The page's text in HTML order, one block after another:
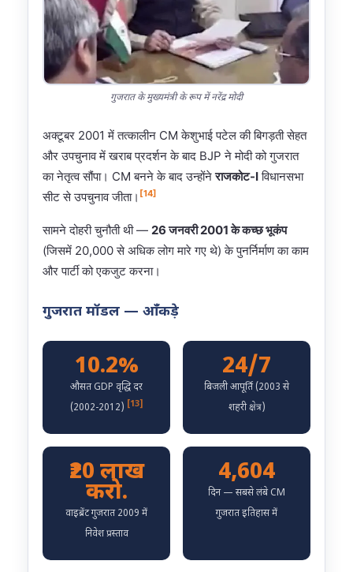
गुजरात के मुख्यमंत्री के रूप में नरेंद्र मोदी
अक्टूबर 2001 में तत्कालीन CM केशुभाई पटेल की बिगड़ती सेहत
और उपचुनाव में खराब प्रदर्शन के बाद BJP ने मोदी को गुजरात
का नेतृत्व सौंपा। CM बनने के बाद उन्होंनेराजकोट-Iविधानसभा
सीट से उपचुनाव जीता। [14]
सामने दोहरी चुनौती थी — 26 जनवरी 2001 के कच्छ भूकंप
(जिसमें 20,000 से अधिक लोग मारे गए थे) के पुनर्निर्माण का काम
और पार्टी को एकजुट करना।
गुजरात मॉडल — आँकड़े
10.2%
औसत GDP वृद्धि दर
(2002-2012) [13]
24/7
बिजली आपूर्ति (2003 से
शहरी क्षेत्र)
₹20 लाख
करो.
वाइब्रेंट गुजरात 2009 में
निवेश प्रस्ताव
4,604
दिन — सबसे लंबे CM
गुजरात इतिहास में